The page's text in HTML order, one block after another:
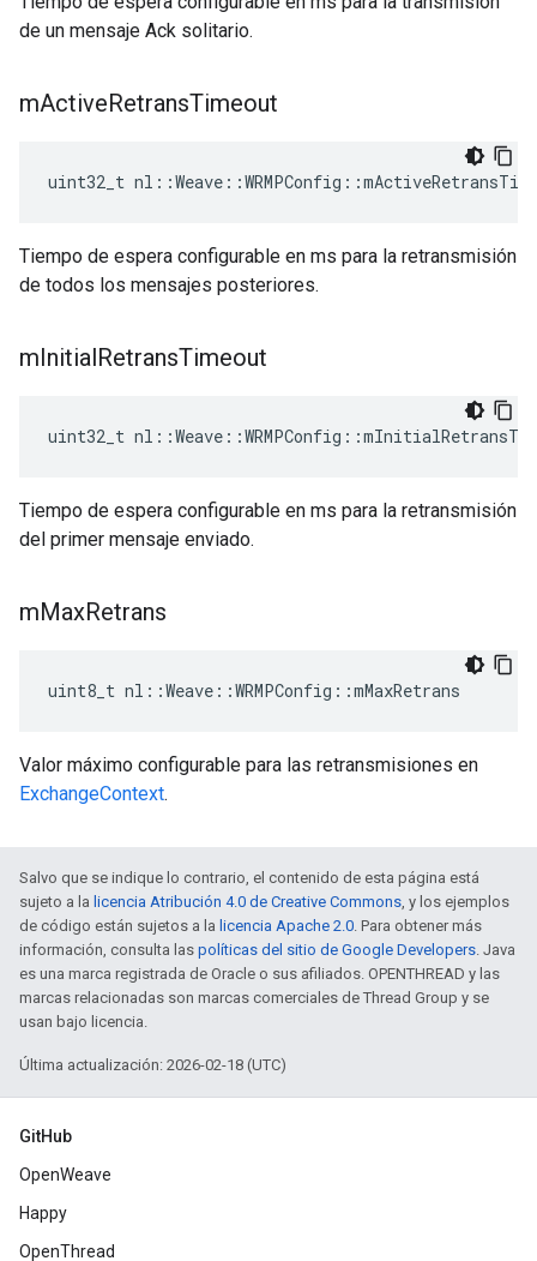
de un mensaje Ack solitario.
mActiveRetransTimeout
uint32_t
Tiempo de espera configurable en ms para la retransmisión
de todos los mensajes posteriores.
mInitialRetransTimeout
uint32_t
Tiempo de espera configurable en ms para la retransmisión
del primer mensaje enviado.
mMaxRetrans
uint8_t nl::Weave::WRMPConfig::mMaxRetrans
Valor máximo configurable para las retransmisiones en
ExchangeContext.
Salvo que se indique lo contrario, el contenido de esta página está
sujeto a la licencia Atribución 4.0 de Creative Commons, y los ejemplos
de código están sujetos a la licencia Apache 2.0. Para obtener más
información, consulta las políticas del sitio de Google Developers. Java
es una marca registrada de Oracle o sus afiliados. OPENTHREAD y las
marcas relacionadas son marcas comerciales de Thread Group y se
usan bajo licencia.
Última actualización: 2026-02-18 (UTC)
GitHub
OpenWeave
Happy
OpenThread